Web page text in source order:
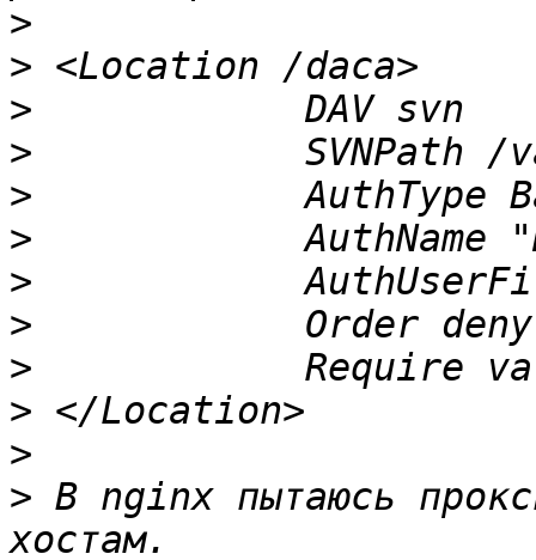
>
>
>
>
>
>
>
>
>
>
>
> В nginx пытаюсь